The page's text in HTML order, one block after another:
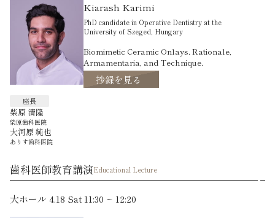
Kiarash Karimi
PhD candidate in Operative Dentistry at the
University of Szeged, Hungary
Biomimetic Ceramic Onlays. Rationale,
Armamentaria, and Technique.
抄録を見る
座長
柴原 清隆
柴原歯科医院
大河原 純也
ありす歯科医院
歯科医師教育講演Educational Lecture
大ホール 4.18 Sat 11:30 ~ 12:20